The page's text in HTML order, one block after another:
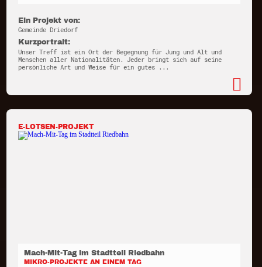
Ein Projekt von:
Gemeinde Driedorf
Kurzportrait:
Unser Treff ist ein Ort der Begegnung für Jung und Alt und
Menschen aller Nationalitäten. Jeder bringt sich auf seine
persönliche Art und Weise für ein gutes ...
E-LOTSEN-PROJEKT
Mach-Mit-Tag im Stadtteil Riedbahn
MIKRO-PROJEKTE AN EINEM TAG